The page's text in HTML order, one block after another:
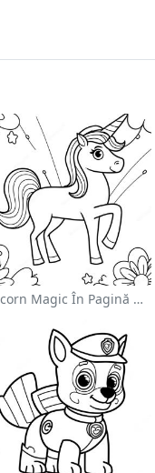
Unicorn Magic În Pagină De Colorat Cu Curcubeu